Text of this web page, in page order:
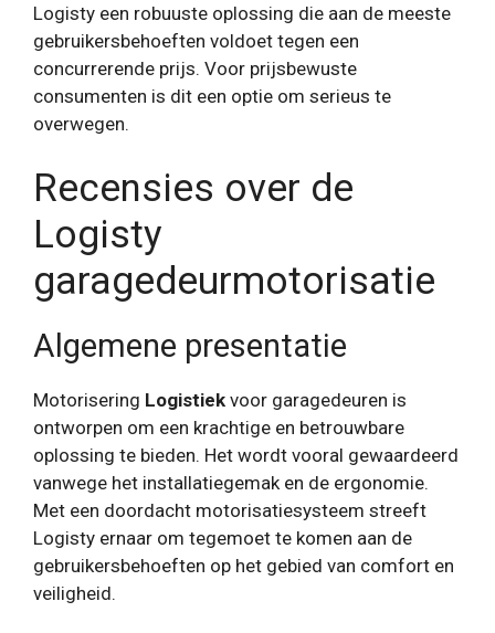
Logisty een robuuste oplossing die aan de meeste
gebruikersbehoeften voldoet tegen een
concurrerende prijs. Voor prijsbewuste
consumenten is dit een optie om serieus te
overwegen.
Recensies over de
Logisty
garagedeurmotorisatie
Algemene presentatie
Motorisering Logistiek voor garagedeuren is
ontworpen om een ​​krachtige en betrouwbare
oplossing te bieden. Het wordt vooral gewaardeerd
vanwege het installatiegemak en de ergonomie.
Met een doordacht motorisatiesysteem streeft
Logisty ernaar om tegemoet te komen aan de
gebruikersbehoeften op het gebied van comfort en
veiligheid.